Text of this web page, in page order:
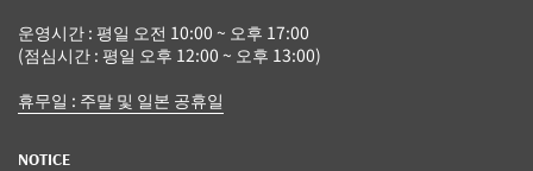
운영시간 : 평일 오전 10:00 ~ 오후 17:00
(점심시간 : 평일 오후 12:00 ~ 오후 13:00)
휴무일 : 주말 및 일본 공휴일
NOTICE